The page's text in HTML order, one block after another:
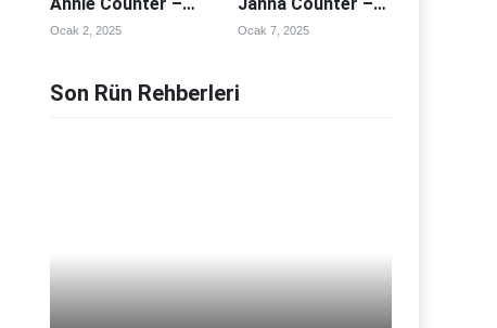
Annie Counterleri
Ocak 2, 2025
Janna Counterleri
Ocak 7, 2025
Son Rün Rehberleri